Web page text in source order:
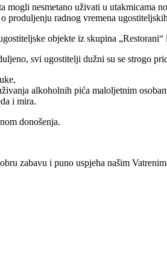
mogli nesmetano uživati u utakmicama
produljenju radnog vremena
objekte iz skupina
svi ugostitelji dužni su se strogo
alkoholnih pića maloljetnim
i mira.
donošenja.
zabavu i puno uspjeha našim